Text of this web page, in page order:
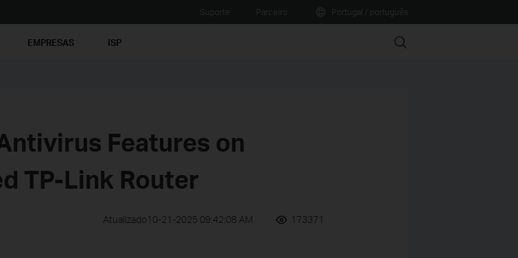
EMPRESAS ISP Search
Features on
TP-Link Router
Atualizado10-21-2025 09:42:08 AM 173371